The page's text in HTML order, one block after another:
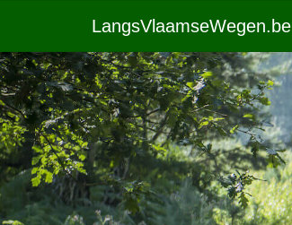
LangsVlaamseWegen.be